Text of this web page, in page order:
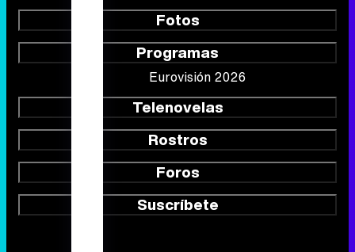
Fotos
Programas
Eurovisión 2026
Telenovelas
Rostros
Foros
Suscríbete